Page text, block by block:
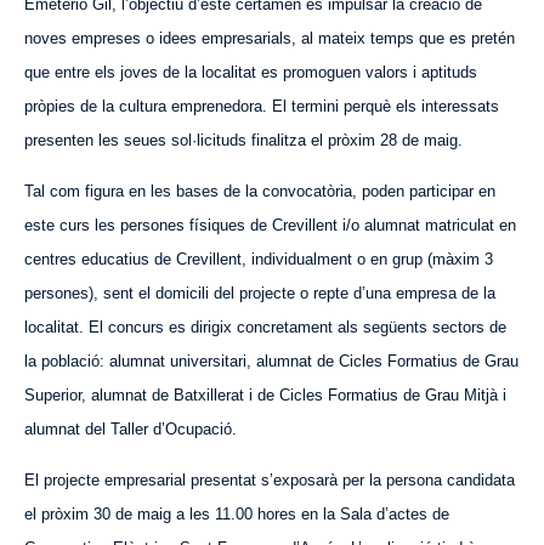
Emeterio Gil, l’objectiu d’este certamen és impulsar la creació de
noves empreses o idees empresarials, al mateix temps que es pretén
que entre els joves de la localitat es promoguen valors i aptituds
pròpies de la cultura emprenedora. El termini perquè els interessats
presenten les seues sol·licituds finalitza el pròxim 28 de maig.
Tal com figura en les bases de la convocatòria, poden participar en
este curs les persones físiques de Crevillent i/o alumnat matriculat en
centres educatius de Crevillent, individualment o en grup (màxim 3
persones), sent el domicili del projecte o repte d’una empresa de la
localitat. El concurs es dirigix concretament als següents sectors de
la població: alumnat universitari, alumnat de Cicles Formatius de Grau
Superior, alumnat de Batxillerat i de Cicles Formatius de Grau Mitjà i
alumnat del Taller d’Ocupació.
El projecte empresarial presentat s’exposarà per la persona candidata
el pròxim 30 de maig a les 11.00 hores en la Sala d’actes de